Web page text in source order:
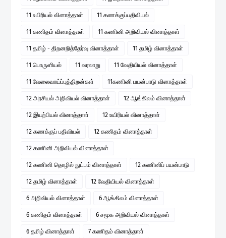
11 உயிரியல் வினாத்தாள் 11 கணக்குப்பதிவியல்
11 கணிதம் வினாத்தாள் 11 கணினி அறிவியல் வினாத்தாள்
11 தமிழ் - திறனறித்தேர்வு வினாத்தாள் 11 தமிழ் வினாத்தாள்
11 பொருளியல் 11 வரலாறு 11 வேதியியல் வினாத்தாள்
11 வேலைவாய்ப்புத்திறன்கள் 11கணினி பயன்பாடு வினாத்தாள்
12 அரசியல் அறிவியல் வினாத்தாள் 12 ஆங்கிலம் வினாத்தாள்
12 இயற்பியல் வினாத்தாள் 12 உயிரியல் வினாத்தாள்
12 கணக்குப் பதிவியல் 12 கணிதம் வினாத்தாள்
12 கணினி அறிவியல் வினாத்தாள்
12 கணினி தொழில் நுட்பம் வினாத்தாள் 12 கணினிப் பயன்பாடு
12 தமிழ் வினாத்தாள் 12 வேதியியல் வினாத்தாள்
6 அறிவியல் வினாத்தாள் 6 ஆங்கிலம் வினாத்தாள்
6 கணிதம் வினாத்தாள் 6 சமூக அறிவியல் வினாத்தாள்
6 தமிழ் வினாத்தாள் 7 கணிதம் வினாத்தாள்